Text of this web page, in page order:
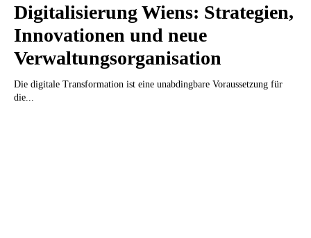
Digitalisierung Wiens: Strategien,
Innovationen und neue
Verwaltungsorganisation
Die digitale Transformation ist eine unabdingbare Voraussetzung für
die...